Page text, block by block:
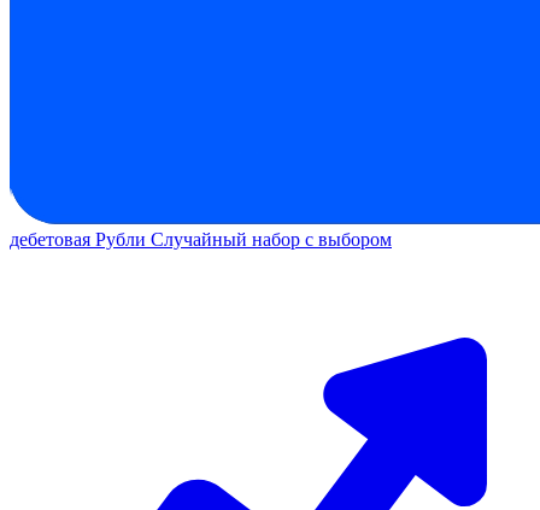
дебетовая Рубли Случайный набор с выбором